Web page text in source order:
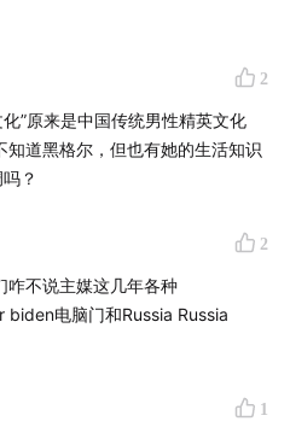
免的错误，为什么贺锦丽还是输
毒疫情）的大流行及其的后果，许
将在下一次选举中落败（例如英
。贺锦丽的落败是顺势而为。
时间。拜登在此被视为负有双重
选剥夺了他的继任者开展适当的
民调支持率已经一落千丈了。即
丽一开始的处境并不好，她甚至
己的竞选活动，而特朗普则有2年
间。
2
知道黑格尔，但也有她的生活知识
？
2
咋不说主媒这几年各种
电脑门和Russia Russia
1